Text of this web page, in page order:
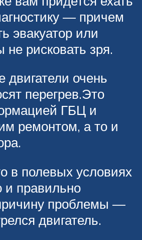
— причем
эвакуатор или
не рисковать зря.
очень
перегрев.Это
ГБЦ и
ремонтом, а то и
в полевых условиях
и правильно
проблемы —
двигатель.